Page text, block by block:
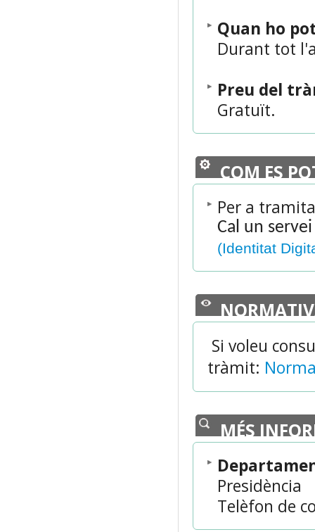
Quan ho
Durant tot
Preu del
Gratuït.
COM ES
Per a
Cal un
(Identitat
Si voleu
tràmit:
MÉS
Presidència
Telèfon de